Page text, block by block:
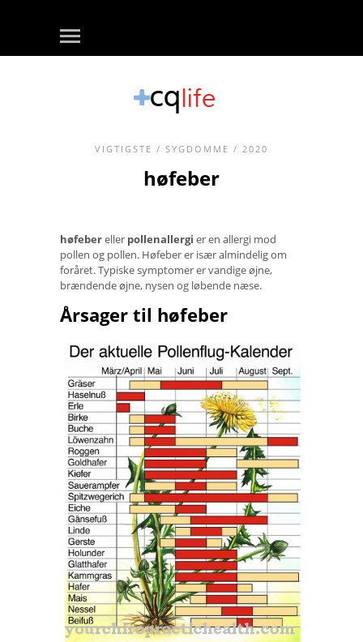
VIGTIGSTE / SYGDOMME / 2020
høfeber
høfebereller pollenallergi er en allergi mod
pollen og pollen. Høfeber er især almindelig om
foråret. Typiske symptomer er vandige øjne,
brændende øjne, nysen og løbende næse.
Årsager til høfeber